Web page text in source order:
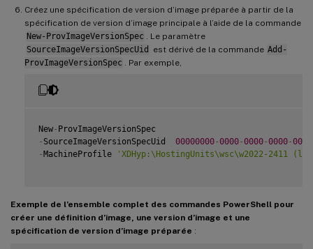
Créez une spécification de version d’image préparée à partir de la
spécification de version d’image principale à l’aide de la commande
New-ProvImageVersionSpec
. Le paramètre
SourceImageVersionSpecUid
est dérivé de la commande Add-
ProvImageVersionSpec
. Par exemple,
New-
- SourceImageVersionSpecUid 00000000-0000-0000-0000-
-MachineProfile 'XDHyp:\HostingUnits\wsc\w2022-2411
Exemple de l’ensemble complet des commandes PowerShell pour
créer une définition d’image, une version d’image et une
spécification de version d’image préparée :